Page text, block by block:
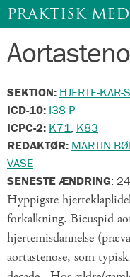
Gå
til
PRAKTISK
SEKTION: HJERTE-
ICD-10: I38-P
ICPC-2: K71, K83
REDAKTØR: MARTIN
VASE
SENESTE ÆNDRING:
Hyppigste
forkalkning. Bicuspid
hjertemisdannelse
aortastenose, som